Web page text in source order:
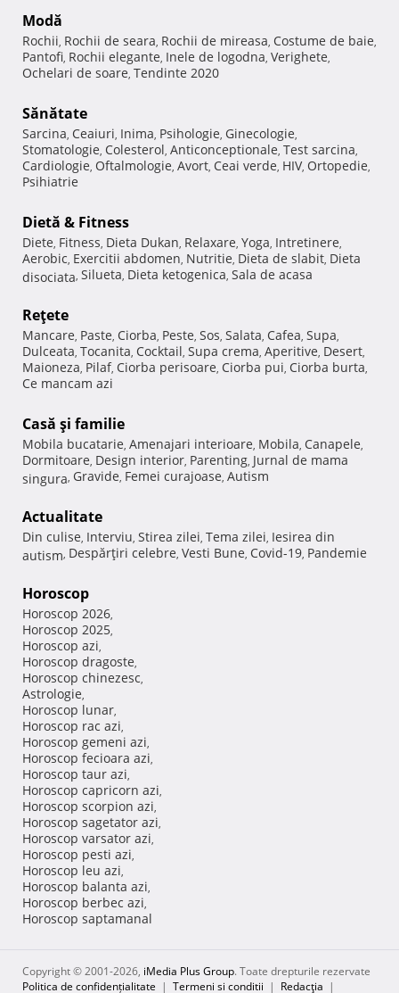
Modă
Rochii, Rochii de seara, Rochii de mireasa, Costume de baie,
Pantofi, Rochii elegante, Inele de logodna, Verighete,
Ochelari de soare, Tendinte 2020
Sănătate
Sarcina, Ceaiuri, Inima, Psihologie, Ginecologie,
Stomatologie, Colesterol, Anticonceptionale, Test sarcina,
Cardiologie, Oftalmologie, Avort, Ceai verde, HIV, Ortopedie,
Psihiatrie
Dietă & Fitness
Diete, Fitness, Dieta Dukan, Relaxare, Yoga, Intretinere,
Aerobic, Exercitii abdomen, Nutritie, Dieta de slabit, Dieta
disociata, Silueta, Dieta ketogenica, Sala de acasa
Reţete
Mancare, Paste, Ciorba, Peste, Sos, Salata, Cafea, Supa,
Dulceata, Tocanita, Cocktail, Supa crema, Aperitive, Desert,
Maioneza, Pilaf, Ciorba perisoare, Ciorba pui, Ciorba burta,
Ce mancam azi
Casă şi familie
Mobila bucatarie, Amenajari interioare, Mobila, Canapele,
Dormitoare, Design interior, Parenting, Jurnal de mama
singura, Gravide, Femei curajoase, Autism
Actualitate
Din culise, Interviu, Stirea zilei, Tema zilei, Iesirea din
autism, Despărţiri celebre, Vesti Bune, Covid-19, Pandemie
Horoscop
Horoscop 2026,
Horoscop 2025,
Horoscop azi,
Horoscop dragoste,
Horoscop chinezesc,
Astrologie,
Horoscop lunar,
Horoscop rac azi,
Horoscop gemeni azi,
Horoscop fecioara azi,
Horoscop taur azi,
Horoscop capricorn azi,
Horoscop scorpion azi,
Horoscop sagetator azi,
Horoscop varsator azi,
Horoscop pesti azi,
Horoscop leu azi,
Horoscop balanta azi,
Horoscop berbec azi,
Horoscop saptamanal
Copyright © 2001-2026, iMedia Plus Group. Toate drepturile rezervate
Politica de confidențialitate | Termeni si conditii | Redacţia |